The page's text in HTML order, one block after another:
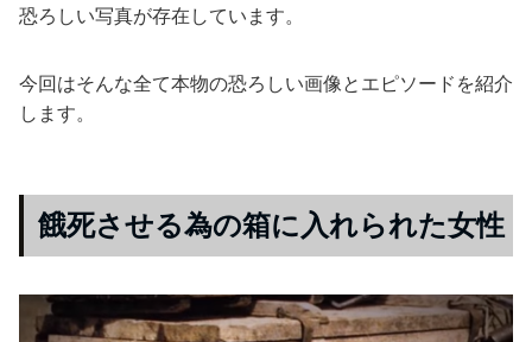
恐ろしい写真が存在しています。
今回はそんな全て本物の恐ろしい画像とエピソードを紹介
します。
餓死させる為の箱に入れられた女性